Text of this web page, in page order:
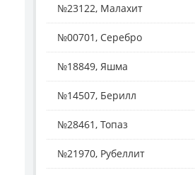
№23122, Малахит
№00701, Серебро
№18849, Яшма
№14507, Берилл
№28461, Топаз
№21970, Рубеллит